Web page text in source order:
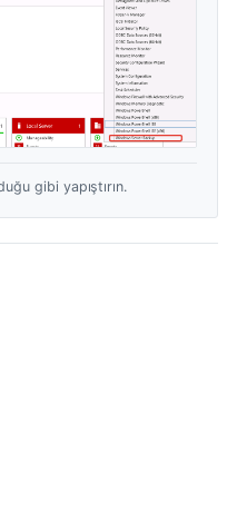
gibi yapıştırın.